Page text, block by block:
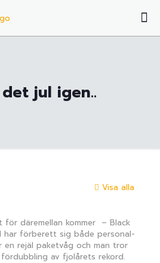
jul igen..
Visa alla
för däremellan kommer – Black
har förberett sig både personal-
en rejäl paketvåg och man tror
av fjolårets rekord.